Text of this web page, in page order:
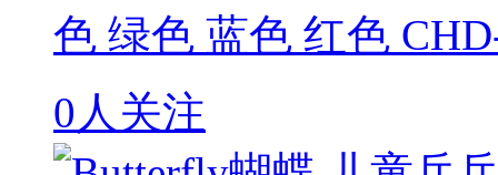
色 绿色 蓝色 红色
0人关注